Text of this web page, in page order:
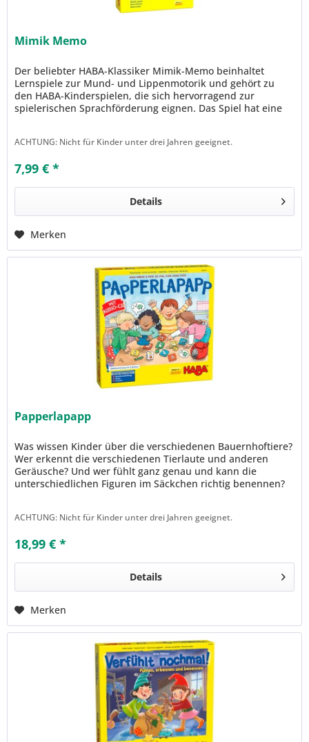
Mimik Memo
Der beliebter HABA-Klassiker Mimik-Memo beinhaltet
Lernspiele zur Mund- und Lippenmotorik und gehört zu
den HABA-Kinderspielen, die sich hervorragend zur
spielerischen Sprachförderung eignen. Das Spiel hat eine
ACHTUNG: Nicht für Kinder unter drei Jahren geeignet.
7,99 € *
Details
Merken
Papperlapapp
Was wissen Kinder über die verschiedenen Bauernhoftiere?
Wer erkennt die verschiedenen Tierlaute und anderen
Geräusche? Und wer fühlt ganz genau und kann die
unterschiedlichen Figuren im Säckchen richtig benennen?
ACHTUNG: Nicht für Kinder unter drei Jahren geeignet.
18,99 € *
Details
Merken